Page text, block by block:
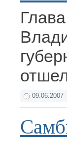
09.06.2007